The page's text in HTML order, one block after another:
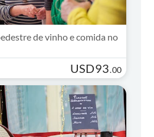
de vinho e comida no
USD93.00